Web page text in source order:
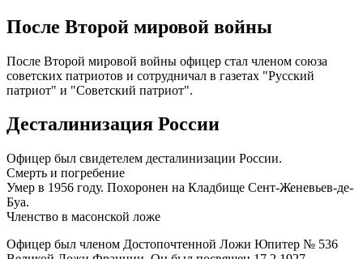
После Второй мировой войны
После Второй мировой войны офицер стал членом союза
советских патриотов и сотрудничал в газетах "Русский
патриот" и "Советский патриот".
Десталинизация России
Офицер был свидетелем десталинизации России.
Смерть и погребение
Умер в 1956 году. Похоронен на Кладбище Сент-Женевьев-де-
Буа.
Членство в масонской ложе
Офицер был членом Достопочтенной Ложи Юпитер № 536